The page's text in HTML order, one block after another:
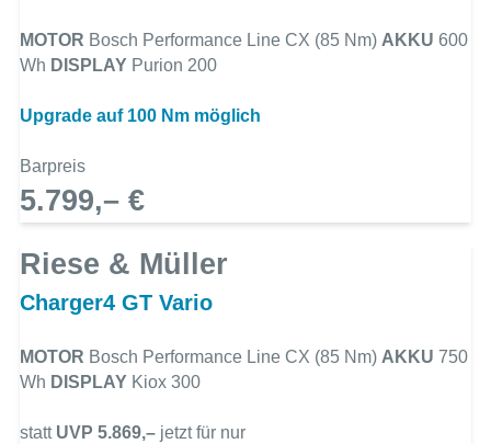
MOTOR Bosch Performance Line CX (85 Nm) AKKU 600
Wh DISPLAY Purion 200
Upgrade auf 100 Nm möglich
Barpreis
5.799,– €
Riese & Müller
Charger4 GT Vario
MOTOR Bosch Performance Line CX (85 Nm) AKKU 750
Wh DISPLAY Kiox 300
statt UVP 5.869,– jetzt für nur